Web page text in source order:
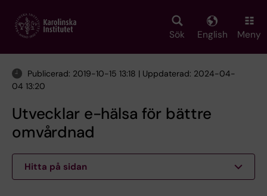
main
Sök English Meny
Publicerad: 2019-10-15 13:18 | Uppdaterad: 2024-04-
04 13:20
Utvecklar e-hälsa för bättre
omvårdnad
Hitta på sidan